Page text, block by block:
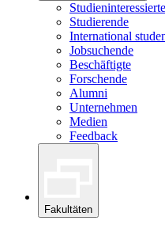
Studieninteressierte
Studierende
International
Jobsuchende
Beschäftigte
Forschende
Alumni
Unternehmen
Medien
Feedback
Fakultäten